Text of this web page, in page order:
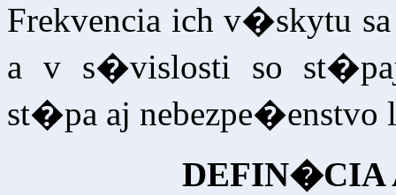
Frekvencia ich v�skytu
a v s�vislosti so
st�pa aj
DEFIN�CIA